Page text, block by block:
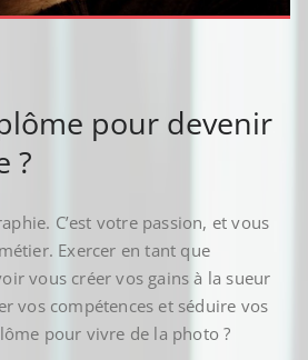
pour devenir
?
C’est votre passion, et vous
Exercer en tant que
vous créer vos gains à la sueur
vos compétences et séduire vos
pour vivre de la photo ?